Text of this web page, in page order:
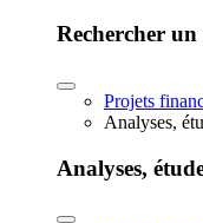
Rechercher
Projets
Analyses,
Analyses,